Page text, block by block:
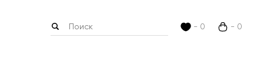
- 0 - 0